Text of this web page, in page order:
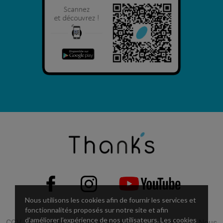
Nous utilisons les cookies afin de fournir les services et
fonctionnalités proposés sur notre site et afin
d’améliorer l’expérience de nos utilisateurs. Les cookies